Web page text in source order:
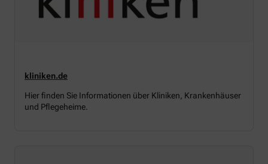
kliniken.de
Hier finden Sie Informationen über Kliniken, Krankenhäuser
und Pflegeheime.